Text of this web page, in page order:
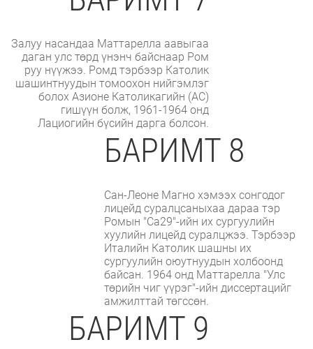
Залуу насандаа Маттарелла аавыгаа
даган улс төрд үнэнч байснаар Ром
руу нүүжээ. Ромд тэрбээр Католик
шашинтнуудын томоохон нийгэмлэг
болох Азионе Католикагийн (AC)
гишүүн болж, 1961-1964 онд
Лациогийн бүсийн дарга болсон.
БАРИМТ 8
Сан-Леоне Магно хэмээх сонгодог
лицейд суралцсаныхаа дараа тэр
Ромын "Са29"-ийн их сургуулийн
хуулийн лицейд суралцжээ. Тэрбээр
Италийн Католик шашны их
сургуулийн оюутнуудын холбоонд
байсан. 1964 онд Маттарелла "Улс
төрийн чиг үүрэг"-ийн диссертацийг
амжилттай төгссөн.
БАРИМТ 9